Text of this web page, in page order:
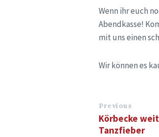
Wenn ihr euch
Abendkasse!
mit uns einen
Wir können es
Previous
Körbecke
Tanzfieber